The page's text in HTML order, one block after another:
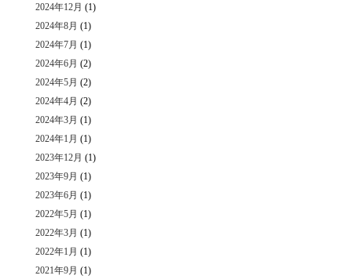
2024年12月 (1)
2024年8月 (1)
2024年7月 (1)
2024年6月 (2)
2024年5月 (2)
2024年4月 (2)
2024年3月 (1)
2024年1月 (1)
2023年12月 (1)
2023年9月 (1)
2023年6月 (1)
2022年5月 (1)
2022年3月 (1)
2022年1月 (1)
2021年9月 (1)